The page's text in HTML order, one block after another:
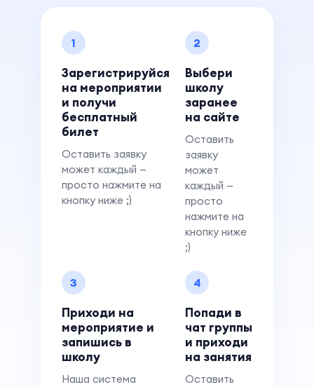
1
Зарегистрируйся
на мероприятии
и получи
бесплатный
билет
Оставить заявку
может каждый —
просто нажмите на
кнопку ниже ;)
2
Выбери
школу
заранее
на сайте
Оставить
заявку
может
каждый —
просто
нажмите на
кнопку ниже
;)
3
Приходи на
мероприятие и
запишись в
школу
Наша система
4
Попади в
чат группы
и приходи
на занятия
Оставить